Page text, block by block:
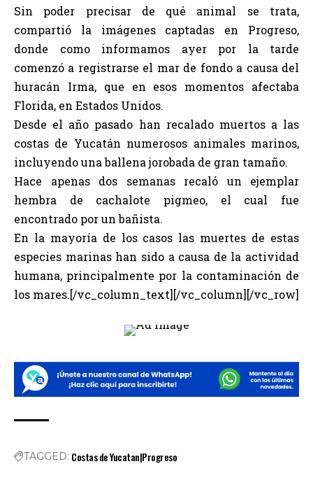
Sin poder precisar de qué animal se trata,
compartió la imágenes captadas en Progreso,
donde como informamos ayer por la tarde
comenzó a registrarse el mar de fondo a causa del
huracán Irma, que en esos momentos afectaba
Florida, en Estados Unidos.
Desde el año pasado han recalado muertos a las
costas de Yucatán numerosos animales marinos,
incluyendo una ballena jorobada de gran tamaño.
Hace apenas dos semanas recaló un ejemplar
hembra de cachalote pigmeo, el cual fue
encontrado por un bañista.
En la mayoría de los casos las muertes de estas
especies marinas han sido a causa de la actividad
humana, principalmente por la contaminación de
los mares.[/vc_column_text][/vc_column][/vc_row]
TAGGED: Costas de Yucatan|Progreso